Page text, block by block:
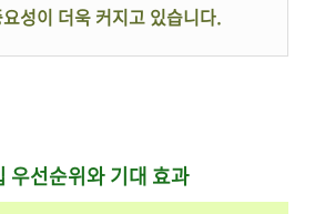
성이 더욱 커지고 있습니다.
우선순위와 기대 효과